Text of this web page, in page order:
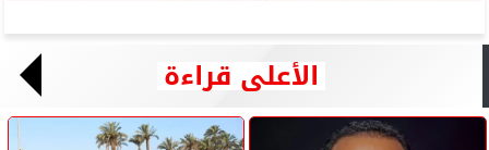
الأعلى قراءة